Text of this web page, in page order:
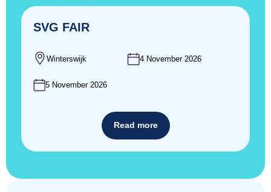
SVG FAIR
Winterswijk 4 November 2026
5 November 2026
Read more